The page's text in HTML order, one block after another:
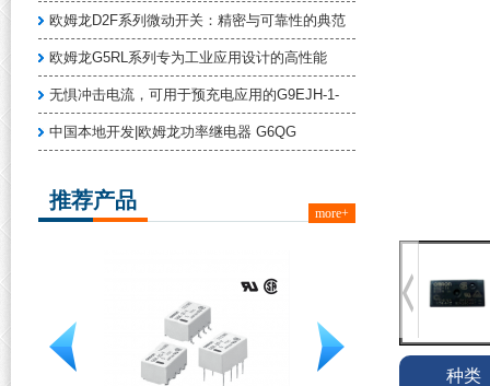
欧姆龙D2F系列微动开关：精密与可靠性的典范
欧姆龙G5RL系列专为工业应用设计的高性能
无惧冲击电流，可用于预充电应用的G9EJH-1-
中国本地开发|欧姆龙功率继电器 G6QG
推荐产品
more+
种类